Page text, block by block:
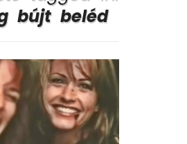
bújt beléd